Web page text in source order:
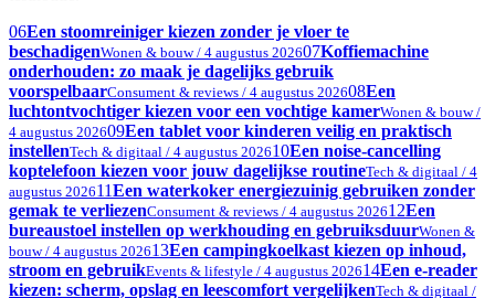
06Een stoomreiniger kiezen zonder je vloer te
beschadigenWonen & bouw / 4 augustus 202607Koffiemachine
onderhouden: zo maak je dagelijks gebruik
voorspelbaarConsument & reviews / 4 augustus 202608Een
luchtontvochtiger kiezen voor een vochtige kamerWonen & bouw /
4 augustus 202609Een tablet voor kinderen veilig en praktisch
instellenTech & digitaal / 4 augustus 202610Een noise-cancelling
koptelefoon kiezen voor jouw dagelijkse routineTech & digitaal / 4
augustus 202611Een waterkoker energiezuinig gebruiken zonder
gemak te verliezenConsument & reviews / 4 augustus 202612Een
bureaustoel instellen op werkhouding en gebruiksduurWonen &
bouw / 4 augustus 202613Een campingkoelkast kiezen op inhoud,
stroom en gebruikEvents & lifestyle / 4 augustus 202614Een e-reader
kiezen: scherm, opslag en leescomfort vergelijkenTech & digitaal /